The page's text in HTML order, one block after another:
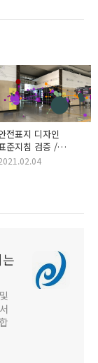
전표지 디자인
준지침 검증 /
가철도공단